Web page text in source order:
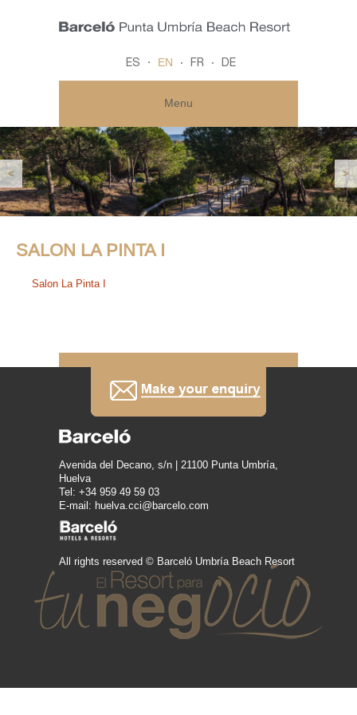
ES EN FR DE
Menu
< >
SALON LA PINTA I
Salon La Pinta I
Avenida del Decano, s/n | 21100 Punta Umbría,
Huelva
Tel: +34 959 49 59 03
E-mail: huelva.cci@barcelo.com
All rights reserved © Barceló Umbría Beach Resort